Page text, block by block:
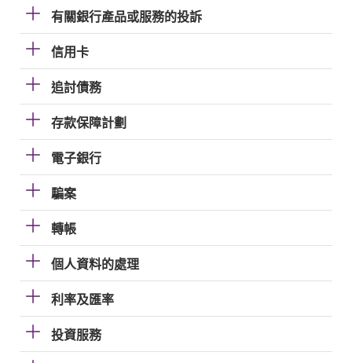
有關銀行產品或服務的投訴
信用卡
追討債務
存款保障計劃
電子銀行
騙案
轉帳
個人資料的處理
利率及匯率
投資服務